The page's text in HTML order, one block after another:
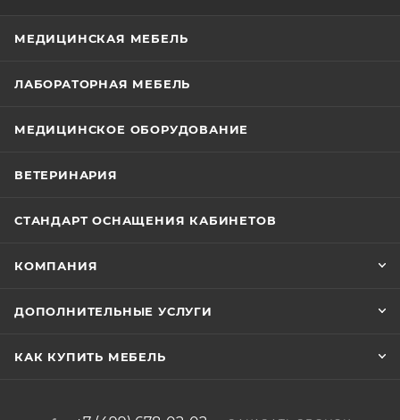
МЕДИЦИНСКАЯ МЕБЕЛЬ
ЛАБОРАТОРНАЯ МЕБЕЛЬ
МЕДИЦИНСКОЕ ОБОРУДОВАНИЕ
ВЕТЕРИНАРИЯ
СТАНДАРТ ОСНАЩЕНИЯ КАБИНЕТОВ
КОМПАНИЯ
ДОПОЛНИТЕЛЬНЫЕ УСЛУГИ
КАК КУПИТЬ МЕБЕЛЬ